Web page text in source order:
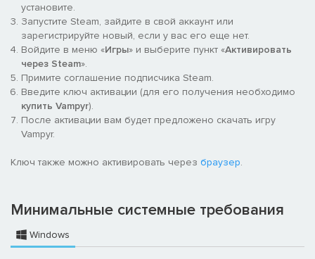
установите.
Запустите Steam, зайдите в свой аккаунт или
зарегистрируйте новый, если у вас его еще нет.
Войдите в меню «Игры» и выберите пункт «Активировать
через Steam».
Примите соглашение подписчика Steam.
Введите ключ активации (для его получения необходимо
купить Vampyr).
После активации вам будет предложено скачать игру
Vampyr.
Ключ также можно активировать через браузер.
Минимальные системные требования
Windows